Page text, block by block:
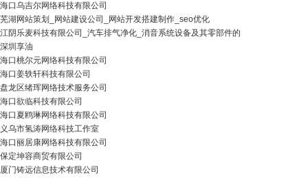
海口乌吉尔网络科技有限公司
芜湖网站策划_网站建设公司_网站开发搭建制作_seo优化
江阴乐麦科技有限公司_汽车排气净化_消音系统设备及其零部件的
深圳享油
海口桃尔元网络科技有限公司
海口姜轶轩科技有限公司
盘龙区绪珲网络技术服务公司
海口欲临科技有限公司
海口夏鸥琳网络科技有限公司
义乌市氢涛网络科技工作室
海口丽居康网络科技有限公司
保定坤容商贸有限公司
厦门铸远信息技术有限公司